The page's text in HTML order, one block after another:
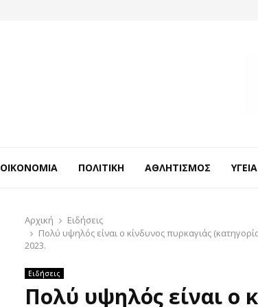
ΟΙΚΟΝΟΜΊΑ ΠΟΛΙΤΙΚΉ ΑΘΛΗΤΙΣΜΌΣ ΥΓΕΊΑ
Αρχική
Ειδήσεις
Πολύ υψηλός είναι ο κίνδυνος πυρκαγιάς
2023.
Ειδήσεις
Πολύ υψηλός είναι ο